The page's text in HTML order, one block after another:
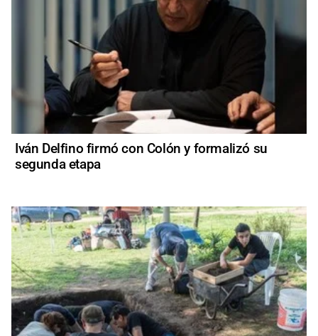
Iván Delfino firmó con Colón y formalizó su
segunda etapa